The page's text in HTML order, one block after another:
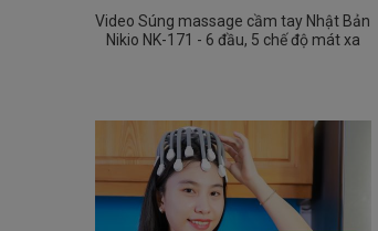
Video Súng massage cầm tay Nhật Bản
Nikio NK-171 - 6 đầu, 5 chế độ mát xa